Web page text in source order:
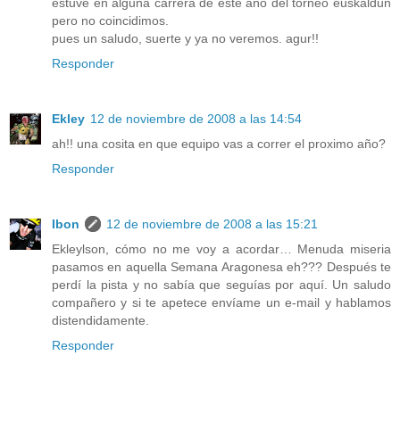
pero no coincidimos.
pues un saludo, suerte y ya no veremos. agur!!
Responder
Ekley 12 de noviembre de 2008 a las 14:54
ah!! una cosita en que equipo vas a correr el proximo año?
Responder
Ibon
12 de noviembre de 2008 a las 15:21
Ekleylson, cómo no me voy a acordar… Menuda miseria
pasamos en aquella Semana Aragonesa eh??? Después te
perdí la pista y no sabía que seguías por aquí. Un saludo
compañero y si te apetece envíame un e-mail y hablamos
distendidamente.
Responder